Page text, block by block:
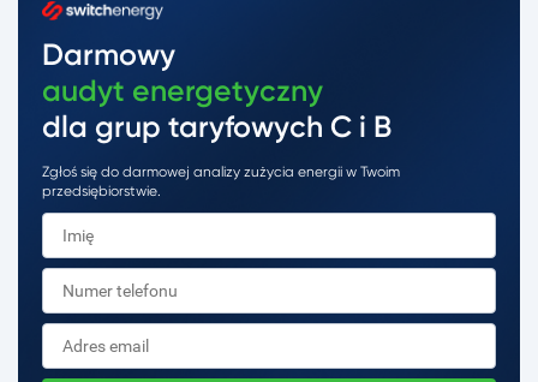
Darmowy
audyt energetyczny
dla grup taryfowych C i B
Zgłoś się do darmowej analizy zużycia energii w Twoim
przedsiębiorstwie.